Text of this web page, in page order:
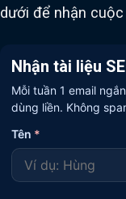
dưới để nhận
Nhận tài liệu
Mỗi tuần 1 email
dùng liền. Không
Tên *